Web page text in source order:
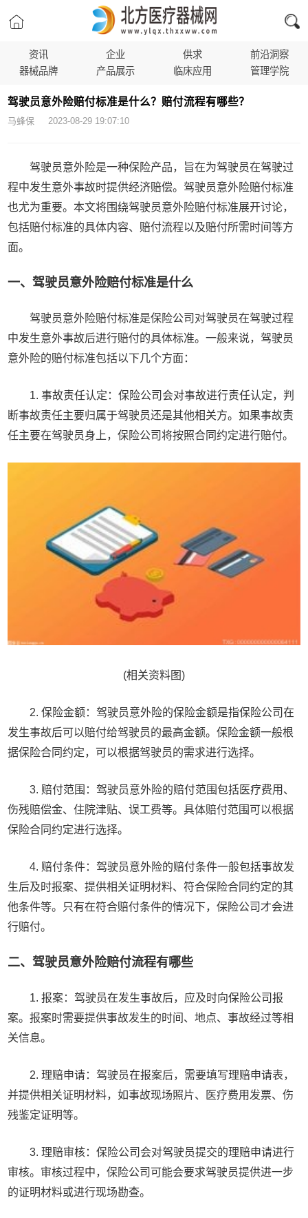
资讯 企业 供求
前沿洞察
器械品牌
产品展示 临床应用 管理学院
驾驶员意外险赔付标准是什么？赔付流程有哪些？
马蜂保 2023-08-29 19:07:10
驾驶员意外险是一种保险产品，旨在为驾驶员在驾驶过
程中发生意外事故时提供经济赔偿。驾驶员意外险赔付标准
也尤为重要。本文将围绕驾驶员意外险赔付标准展开讨论，
包括赔付标准的具体内容、赔付流程以及赔付所需时间等方
面。
一、驾驶员意外险赔付标准是什么
驾驶员意外险赔付标准是保险公司对驾驶员在驾驶过程
中发生意外事故后进行赔付的具体标准。一般来说，驾驶员
意外险的赔付标准包括以下几个方面：
1. 事故责任认定：保险公司会对事故进行责任认定，判
断事故责任主要归属于驾驶员还是其他相关方。如果事故责
任主要在驾驶员身上，保险公司将按照合同约定进行赔付。
(相关资料图)
2. 保险金额：驾驶员意外险的保险金额是指保险公司在
发生事故后可以赔付给驾驶员的最高金额。保险金额一般根
据保险合同约定，可以根据驾驶员的需求进行选择。
3. 赔付范围：驾驶员意外险的赔付范围包括医疗费用、
伤残赔偿金、住院津贴、误工费等。具体赔付范围可以根据
保险合同约定进行选择。
4. 赔付条件：驾驶员意外险的赔付条件一般包括事故发
生后及时报案、提供相关证明材料、符合保险合同约定的其
他条件等。只有在符合赔付条件的情况下，保险公司才会进
行赔付。
二、驾驶员意外险赔付流程有哪些
1. 报案：驾驶员在发生事故后，应及时向保险公司报
案。报案时需要提供事故发生的时间、地点、事故经过等相
关信息。
2. 理赔申请：驾驶员在报案后，需要填写理赔申请表，
并提供相关证明材料，如事故现场照片、医疗费用发票、伤
残鉴定证明等。
3. 理赔审核：保险公司会对驾驶员提交的理赔申请进行
审核。审核过程中，保险公司可能会要求驾驶员提供进一步
的证明材料或进行现场勘查。